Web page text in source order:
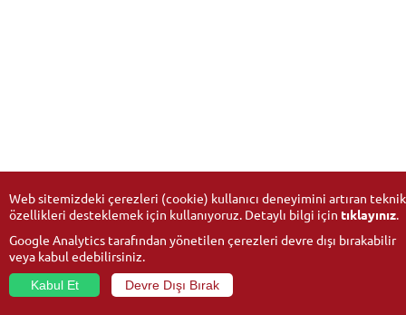
Web sitemizdeki çerezleri (cookie) kullanıcı deneyimini artıran teknik
özellikleri desteklemek için kullanıyoruz. Detaylı bilgi için tıklayınız.
Google Analytics tarafından yönetilen çerezleri devre dışı bırakabilir
veya kabul edebilirsiniz.
Kabul Et
Devre Dışı Bırak
© 2026Anadolu University- All rights reserved.